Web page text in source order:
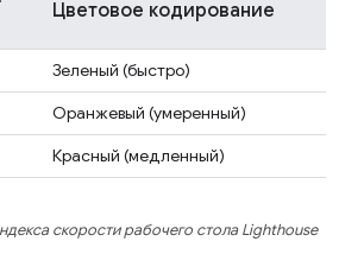
Цветовое кодирование
Зеленый (быстро)
Оранжевый (умеренный)
Красный (медленный)
скорости рабочего стола Lighthouse